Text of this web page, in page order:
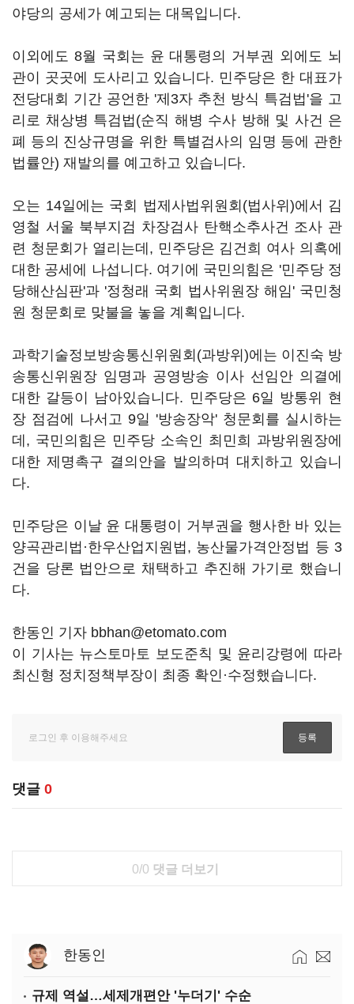
야당의 공세가 예고되는 대목입니다.
이외에도 8월 국회는 윤 대통령의 거부권 외에도 뇌
관이 곳곳에 도사리고 있습니다. 민주당은 한 대표가
전당대회 기간 공언한 '제3자 추천 방식 특검법'을 고
리로 채상병 특검법(순직 해병 수사 방해 및 사건 은
폐 등의 진상규명을 위한 특별검사의 임명 등에 관한
법률안) 재발의를 예고하고 있습니다.
오는 14일에는 국회 법제사법위원회(법사위)에서 김
영철 서울 북부지검 차장검사 탄핵소추사건 조사 관
련 청문회가 열리는데, 민주당은 김건희 여사 의혹에
대한 공세에 나섭니다. 여기에 국민의힘은 '민주당 정
당해산심판'과 '정청래 국회 법사위원장 해임' 국민청
원 청문회로 맞불을 놓을 계획입니다.
과학기술정보방송통신위원회(과방위)에는 이진숙 방
송통신위원장 임명과 공영방송 이사 선임안 의결에
대한 갈등이 남아있습니다. 민주당은 6일 방통위 현
장 점검에 나서고 9일 '방송장악' 청문회를 실시하는
데, 국민의힘은 민주당 소속인 최민희 과방위원장에
대한 제명촉구 결의안을 발의하며 대치하고 있습니
다.
민주당은 이날 윤 대통령이 거부권을 행사한 바 있는
양곡관리법 ·한우산업지원법, 농산물가격안정법 등 3
건을 당론 법안으로 채택하고 추진해 가기로 했습니
다.
한동인 기자 bbhan@etomato.com
이 기사는 뉴스토마토 보도준칙 및 윤리강령에 따라
최신형 정치정책부장이 최종 확인·수정했습니다.
댓글 0
0/0 댓글 더보기
한동인
규제 역설…세제개편안 '누더기' 수순